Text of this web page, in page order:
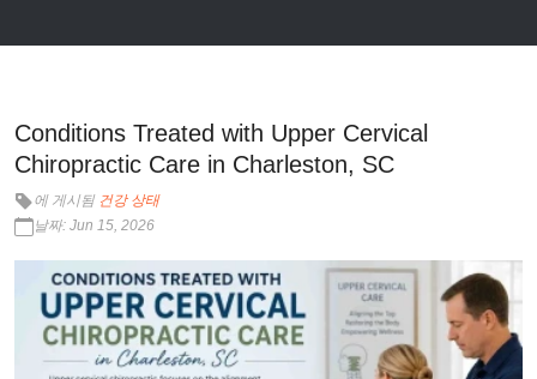
Conditions Treated with Upper Cervical
Chiropractic Care in Charleston, SC
에 게시됨 건강 상태
날짜: Jun 15, 2026